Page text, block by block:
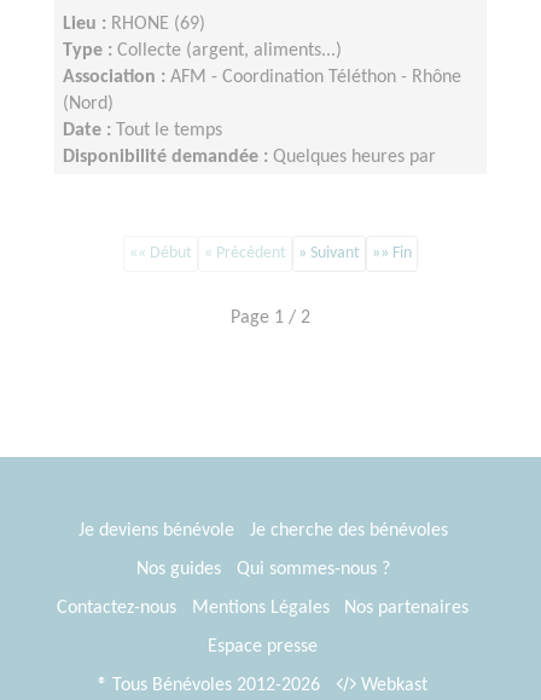
Lieu : RHONE (69)
Type : Collecte (argent, aliments...)
Association : AFM - Coordination Téléthon - Rhône
(Nord)
Date :
Tout le temps
Disponibilité demandée : Quelques heures par
«« Début « Précédent » Suivant »» Fin
Page 1 / 2
Je deviens bénévole
Je cherche des bénévoles
Nos guides
Qui sommes-nous ?
Contactez-nous
Mentions Légales
Nos partenaires
Espace presse
® Tous Bénévoles 2012-2026
Webkast